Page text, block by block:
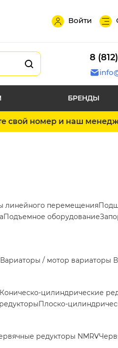
Войти
8
БРЕНДЫ
свой номер и наш
линейного перемещения
Подъемное оборудование
Вариаторы / мотор вариаторы
Коническо-цилиндрические
Плоско-
редукторы NMRV